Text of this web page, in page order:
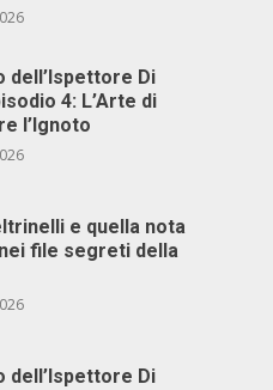
dell’Ispettore Di
4: L’Arte di
l’Ignoto
e quella nota
file segreti della
dell’Ispettore Di